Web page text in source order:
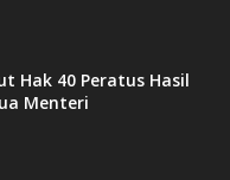
Hak 40 Peratus Hasil
Menteri